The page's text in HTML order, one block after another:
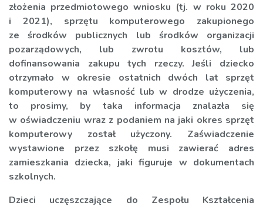
złożenia przedmiotowego wniosku (tj. w roku 2020
i 2021), sprzętu komputerowego zakupionego
ze środków publicznych lub środków organizacji
pozarządowych, lub zwrotu kosztów, lub
dofinansowania zakupu tych rzeczy. Jeśli dziecko
otrzymało w okresie ostatnich dwóch lat sprzęt
komputerowy na własność lub w drodze użyczenia,
to prosimy, by taka informacja znalazła się
w oświadczeniu wraz z podaniem na jaki okres sprzęt
komputerowy został użyczony. Zaświadczenie
wystawione przez szkołę musi zawierać adres
zamieszkania dziecka, jaki figuruje w dokumentach
szkolnych.
Dzieci uczęszczające do Zespołu Kształcenia